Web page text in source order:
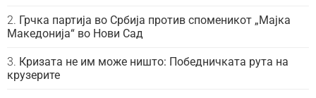
Грчка партија во Србија против споменикот „Мајка
Македонија“ во Нови Сад
Кризата не им може ништо: Победничката рута на
крузерите